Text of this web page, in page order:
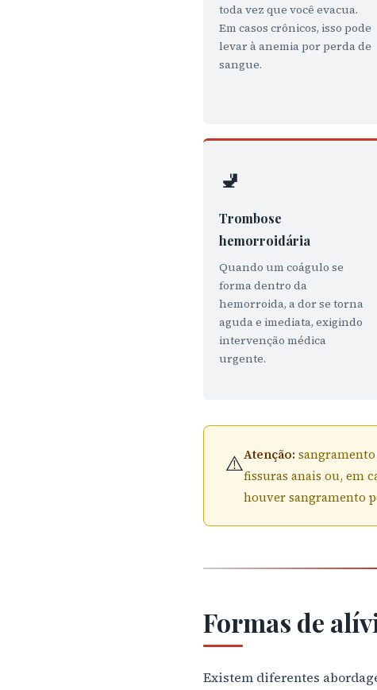
toda vez que você evacua.
Em casos crônicos, isso pode
levar à anemia por perda de
sangue.
🚽
Trombose
hemorroidária
Quando um coágulo se
forma dentro da
hemorroida, a dor se torna
aguda e imediata, exigindo
intervenção médica
urgente.
⚠️Atenção:
fissuras anais ou, em
houver sangramento
Formas de
Existem diferentes